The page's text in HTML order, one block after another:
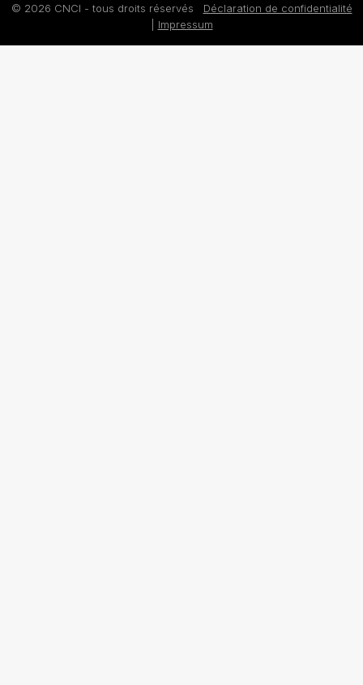
© 2026 CNCI - tous droits réservés Déclaration de confidentialité
Impressum